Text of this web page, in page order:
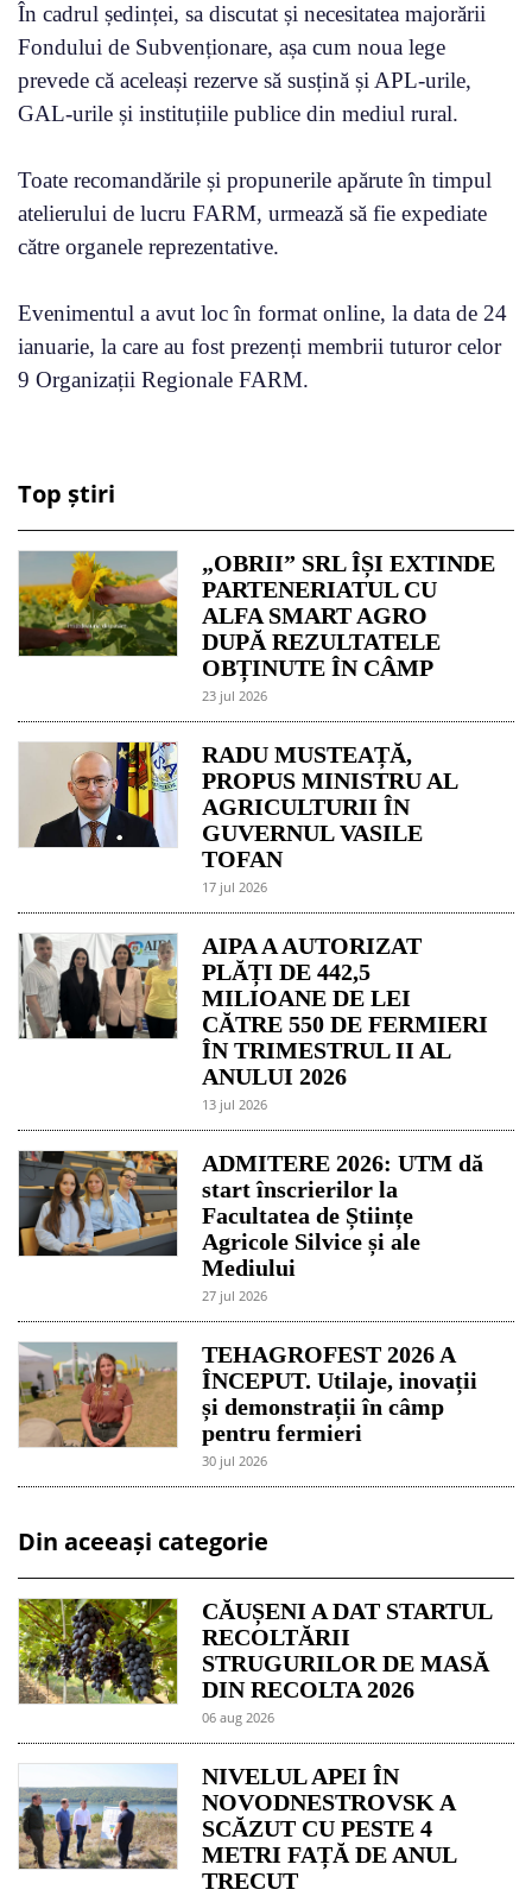
În cadrul ședinței, sa discutat și necesitatea majorării
Fondului de Subvenționare, așa cum noua lege
prevede că aceleași rezerve să susțină și APL-urile,
GAL-urile și instituțiile publice din mediul rural.
Toate recomandările și propunerile apărute în timpul
atelierului de lucru FARM, urmează să fie expediate
către organele reprezentative.
Evenimentul a avut loc în format online, la data de 24
ianuarie, la care au fost prezenți membrii tuturor celor
9 Organizații Regionale FARM.
Top știri
„OBRII” SRL ÎȘI EXTINDE
PARTENERIATUL CU
ALFA SMART AGRO
DUPĂ REZULTATELE
OBȚINUTE ÎN CÂMP
23 jul 2026
RADU MUSTEAȚĂ,
PROPUS MINISTRU AL
AGRICULTURII ÎN
GUVERNUL VASILE
TOFAN
17 jul 2026
AIPA A AUTORIZAT
PLĂȚI DE 442,5
MILIOANE DE LEI
CĂTRE 550 DE FERMIERI
ÎN TRIMESTRUL II AL
ANULUI 2026
13 jul 2026
ADMITERE 2026: UTM dă
start înscrierilor la
Facultatea de Științe
Agricole Silvice și ale
Mediului
27 jul 2026
TEHAGROFEST 2026 A
ÎNCEPUT. Utilaje, inovații
și demonstrații în câmp
pentru fermieri
30 jul 2026
Din aceeași categorie
CĂUȘENI A DAT STARTUL
RECOLTĂRII
STRUGURILOR DE MASĂ
DIN RECOLTA 2026
06 aug 2026
NIVELUL APEI ÎN
NOVODNESTROVSK A
SCĂZUT CU PESTE 4
METRI FAȚĂ DE ANUL
TRECUT